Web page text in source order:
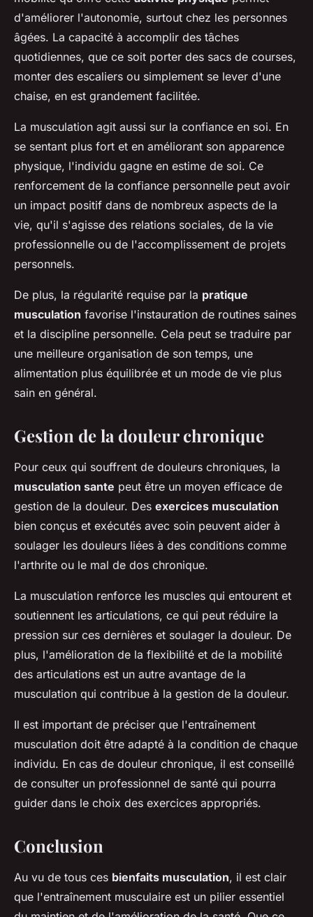
d'améliorer l'autonomie, surtout chez les personnes
âgées. La capacité à accomplir des tâches
quotidiennes, que ce soit porter des sacs de courses,
monter des escaliers ou simplement se lever d'une
chaise, en est grandement facilitée.
La musculation agit aussi sur la confiance en soi. En
se sentant plus fort et en améliorant son apparence
physique, l'individu gagne en estime de soi. Ce
renforcement de la confiance personnelle peut avoir
un impact positif dans de nombreux aspects de la
vie, qu'il s'agisse des relations sociales, de la vie
professionnelle ou de l'accomplissement de projets
personnels.
De plus, la régularité requise par la pratique
musculation favorise l'instauration de routines saines
et la discipline personnelle. Cela peut se traduire par
une meilleure organisation de son temps, une
alimentation plus équilibrée et un mode de vie plus
sain en général.
Gestion de la douleur chronique
Pour ceux qui souffrent de douleurs chroniques, la
musculation sante peut être un moyen efficace de
gestion de la douleur. Des exercices musculation
bien conçus et exécutés avec soin peuvent aider à
soulager les douleurs liées à des conditions comme
l'arthrite ou le mal de dos chronique.
La musculation renforce les muscles qui entourent et
soutiennent les articulations, ce qui peut réduire la
pression sur ces dernières et soulager la douleur. De
plus, l'amélioration de la flexibilité et de la mobilité
des articulations est un autre avantage de la
musculation qui contribue à la gestion de la douleur.
Il est important de préciser que l'entraînement
musculation doit être adapté à la condition de chaque
individu. En cas de douleur chronique, il est conseillé
de consulter un professionnel de santé qui pourra
guider dans le choix des exercices appropriés.
Conclusion
Au vu de tous ces bienfaits musculation, il est clair
que l'entraînement musculaire est un pilier essentiel